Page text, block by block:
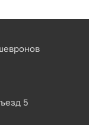
5